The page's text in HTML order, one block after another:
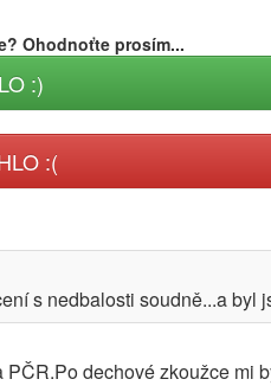
Ohodnoťte prosím...
:)
:(
s nedbalosti soudně...a byl
dechové zkoužce mi